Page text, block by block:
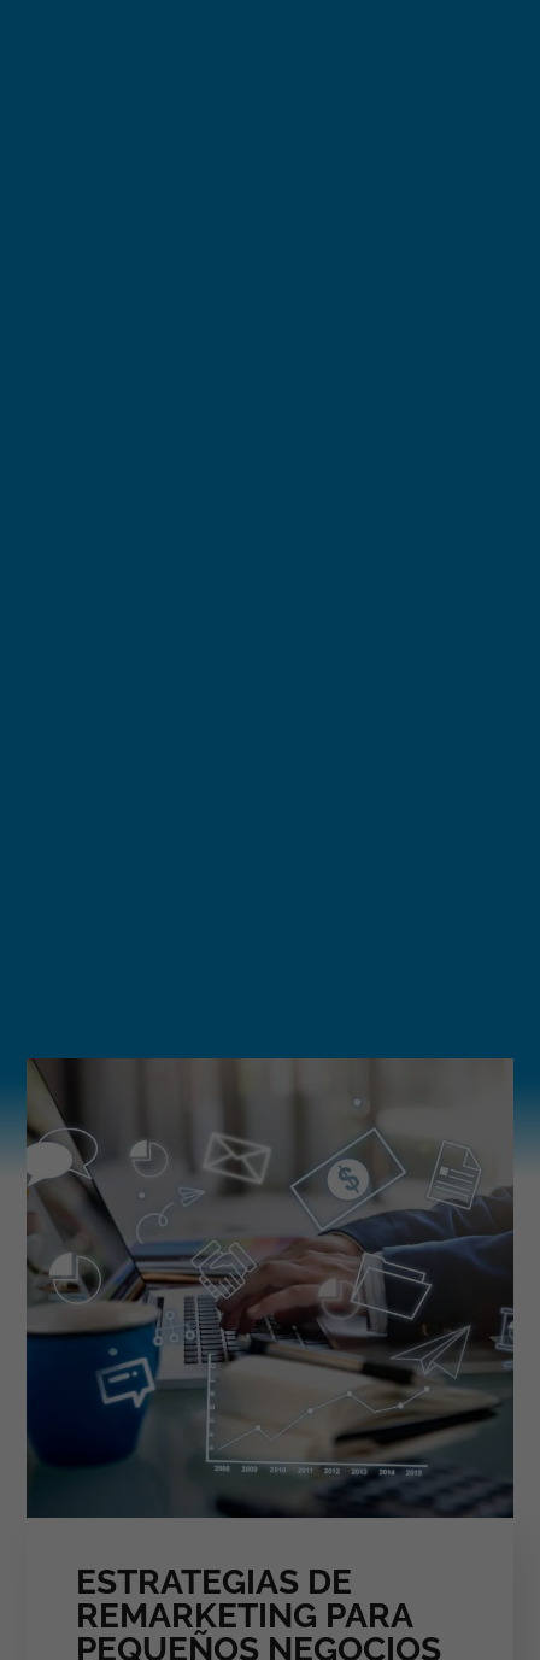
ESTRATEGIAS DE
REMARKETING PARA
PEQUEÑOS NEGOCIOS